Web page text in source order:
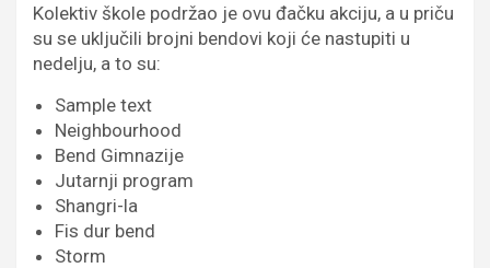
Kolektiv škole podržao je ovu đačku akciju, a u priču
su se uključili brojni bendovi koji će nastupiti u
nedelju, a to su:
Sample text
Neighbourhood
Bend Gimnazije
Jutarnji program
Shangri-la
Fis dur bend
Storm